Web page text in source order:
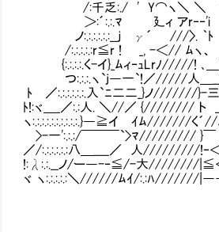
/:千乏:./ ' Y⌒ヽ＼ ＼ ｀ ‐ ´
＞:´:.:.ﾏ 廴ィ アr‐‐'i _ ＜
ノ:.:.:.:.:.:__ｊ γ´ ///〉. ｀ﾄ
/:.:.:.:.:r≦r ! _, -＜// ﾑヽ、
{:.:.:.:.く-イ}_ﾑィ‐ｭLrﾉ/////! ､＿
つ:.:.:.ヽ`j―一`!／/////人＿__￣
ﾄ ／:.:.:.:.:.:.入`ﾆ二二_}ノ///////}-
ﾄ!:ヾ＿_／:.:人. ＼//／ {//////// ト __
ヽ:.:.:.:.:.:.:.:.:.:.}―≧イ ｲﾑ///////く´//ﾑ
>-一':.:.:/￣￣￣`>ﾏ///////// }￣
／/:.:.:.:.:.:八＿____／ 人/////////
!:λ:.:.__ノ/ー―-‐≦/-大////////|≦
ヾ ヽ:.:.:.:.:＼//////ﾑｲ/:.:ﾊ///////